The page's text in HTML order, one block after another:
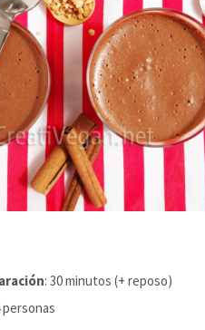
: 30 minutos (+ reposo)
personas